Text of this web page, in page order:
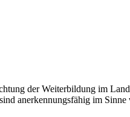
der Weiterbildung im
anerkennungsfähig im